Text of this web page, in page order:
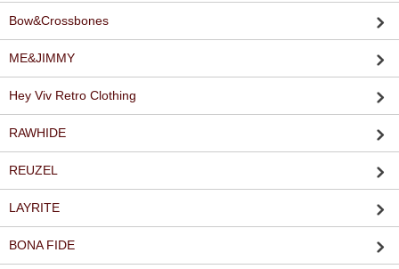
Bow&Crossbones
ME&JIMMY
Hey Viv Retro Clothing
RAWHIDE
REUZEL
LAYRITE
BONA FIDE